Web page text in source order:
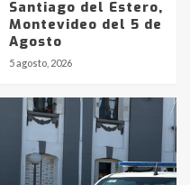
Santiago del Estero,
Montevideo del 5 de
Agosto
5 agosto, 2026
adolescentes
fueron
lunes
5: falleció un